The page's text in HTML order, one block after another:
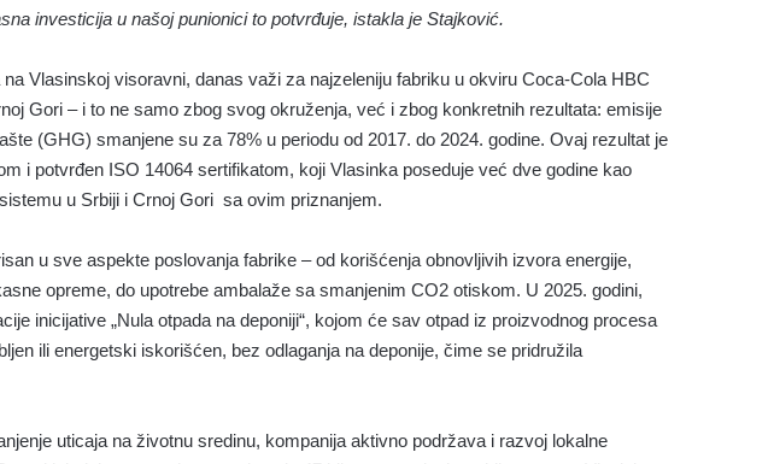
investicija u našoj punionici to potvrđuje, istakla je Stajković.
Vlasinskoj visoravni, danas važi za najzeleniju fabriku u okviru Coca-Cola HBC
Gori – i to ne samo zbog svog okruženja, već i zbog konkretnih rezultata: emisije
(GHG) smanjene su za 78% u periodu od 2017. do 2024. godine. Ovaj rezultat je
i potvrđen ISO 14064 sertifikatom, koji Vlasinka poseduje već dve godine kao
u Srbiji i Crnoj Gori sa ovim priznanjem.
u sve aspekte poslovanja fabrike – od korišćenja obnovljivih izvora energije,
opreme, do upotrebe ambalaže sa smanjenim CO2 otiskom. U 2025. godini,
inicijative „Nula otpada na deponiji“, kojom će sav otpad iz proizvodnog procesa
ili energetski iskorišćen, bez odlaganja na deponije, čime se pridružila
uticaja na životnu sredinu, kompanija aktivno podržava i razvoj lokalne